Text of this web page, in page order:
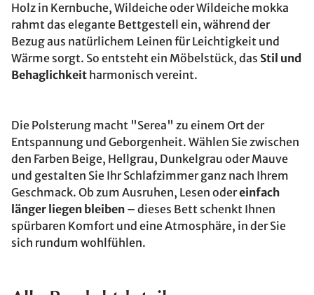
Holz in Kernbuche, Wildeiche oder Wildeiche mokka
rahmt das elegante Bettgestell ein, während der
Bezug aus natürlichem Leinen für Leichtigkeit und
Wärme sorgt. So entsteht ein Möbelstück, das Stil und
Behaglichkeit harmonisch vereint.
Die Polsterung macht "Serea" zu einem Ort der
Entspannung und Geborgenheit. Wählen Sie zwischen
den Farben Beige, Hellgrau, Dunkelgrau oder Mauve
und gestalten Sie Ihr Schlafzimmer ganz nach Ihrem
Geschmack. Ob zum Ausruhen, Lesen odereinfach
länger liegen bleiben – dieses Bett schenkt Ihnen
spürbaren Komfort und eine Atmosphäre, in der Sie
sich rundum wohlfühlen.